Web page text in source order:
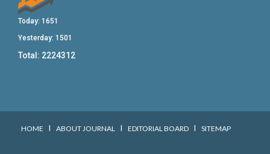
Today: 1651
Yesterday: 1501
Total: 2224312
HOME I ABOUT JOURNAL I EDITORIAL BOARD I SITEMAP